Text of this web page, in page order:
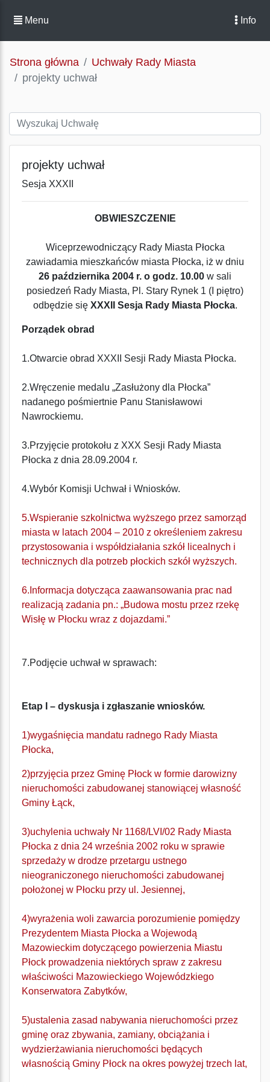
Menu Info
Strona główna
Uchwały Rady Miasta
projekty uchwał
projekty uchwał
Sesja XXXII
OBWIESZCZENIE
Wiceprzewodniczący Rady Miasta Płocka
zawiadamia mieszkańców miasta Płocka, iż w dniu
26 października 2004 r. o godz. 10.00 w sali
posiedzeń Rady Miasta, Pl. Stary Rynek 1 (I piętro)
odbędzie się XXXII Sesja Rady Miasta Płocka.
Porządek obrad
1.Otwarcie obrad XXXII Sesji Rady Miasta Płocka.
2.Wręczenie medalu „Zasłużony dla Płocka”
nadanego pośmiertnie Panu Stanisławowi
Nawrockiemu.
3.Przyjęcie protokołu z XXX Sesji Rady Miasta
Płocka z dnia 28.09.2004 r.
4.Wybór Komisji Uchwał i Wniosków.
5.Wspieranie szkolnictwa wyższego przez samorząd
miasta w latach 2004 – 2010 z określeniem zakresu
przystosowania i współdziałania szkół licealnych i
technicznych dla potrzeb płockich szkół wyższych.
6.Informacja dotycząca zaawansowania prac nad
realizacją zadania pn.: „Budowa mostu przez rzekę
Wisłę w Płocku wraz z dojazdami.”
7.Podjęcie uchwał w sprawach:
Etap I – dyskusja i zgłaszanie wniosków.
1)wygaśnięcia mandatu radnego Rady Miasta
Płocka,
2)przyjęcia przez Gminę Płock w formie darowizny
nieruchomości zabudowanej stanowiącej własność
Gminy Łąck,
3)uchylenia uchwały Nr 1168/LVI/02 Rady Miasta
Płocka z dnia 24 września 2002 roku w sprawie
sprzedaży w drodze przetargu ustnego
nieograniczonego nieruchomości zabudowanej
położonej w Płocku przy ul. Jesiennej,
4)wyrażenia woli zawarcia porozumienie pomiędzy
Prezydentem Miasta Płocka a Wojewodą
Mazowieckim dotyczącego powierzenia Miastu
Płock prowadzenia niektórych spraw z zakresu
właściwości Mazowieckiego Wojewódzkiego
Konserwatora Zabytków,
5)ustalenia zasad nabywania nieruchomości przez
gminę oraz zbywania, zamiany, obciążania i
wydzierżawiania nieruchomości będących
własnością Gminy Płock na okres powyżej trzech lat,